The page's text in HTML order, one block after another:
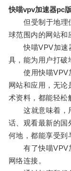
快喵vpv加速器pc
但受制于地理位
球范围内的网站和
快喵VPV加速器
具，能为用户打破
使用快喵VPV加
网站和应用，无论
术资料，都能轻松
这就意味着，用
话、观看最新的国
何地，都能享受到
有了快喵VPV加
网络连接。